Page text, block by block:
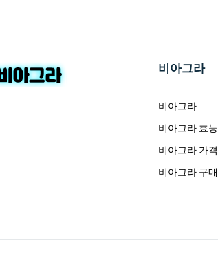
비아그라
비아그라
비아그라 효능
비아그라 가격
비아그라 구매